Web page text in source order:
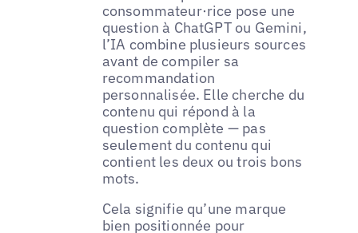
consommateur·rice pose une
question à ChatGPT ou Gemini,
l’IA combine plusieurs sources
avant de compiler sa
recommandation
personnalisée. Elle cherche du
contenu qui répond à la
question complète — pas
seulement du contenu qui
contient les deux ou trois bons
mots.
Cela signifie qu’une marque
bien positionnée pour